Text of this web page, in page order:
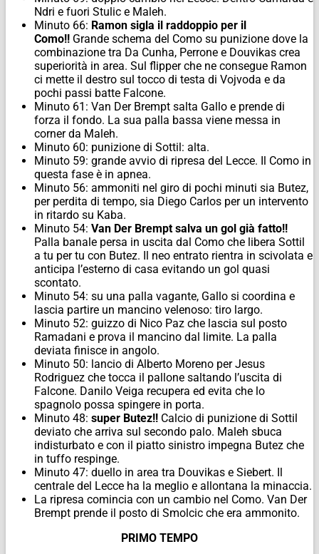
Ndri e fuori Stulic e Maleh.
Minuto 66: Ramon sigla il raddoppio per il
Como!! Grande schema del Como su punizione dove la
combinazione tra Da Cunha, Perrone e Douvikas crea
superiorità in area. Sul flipper che ne consegue Ramon
ci mette il destro sul tocco di testa di Vojvoda e da
pochi passi batte Falcone.
Minuto 61: Van Der Brempt salta Gallo e prende di
forza il fondo. La sua palla bassa viene messa in
corner da Maleh.
Minuto 60: punizione di Sottil: alta.
Minuto 59: grande avvio di ripresa del Lecce. Il Como in
questa fase è in apnea.
Minuto 56: ammoniti nel giro di pochi minuti sia Butez,
per perdita di tempo, sia Diego Carlos per un intervento
in ritardo su Kaba.
Minuto 54: Van Der Brempt salva un gol già fatto!!
Palla banale persa in uscita dal Como che libera Sottil
a tu per tu con Butez. Il neo entrato rientra in scivolata e
anticipa l’esterno di casa evitando un gol quasi
scontato.
Minuto 54: su una palla vagante, Gallo si coordina e
lascia partire un mancino velenoso: tiro largo.
Minuto 52: guizzo di Nico Paz che lascia sul posto
Ramadani e prova il mancino dal limite. La palla
deviata finisce in angolo.
Minuto 50: lancio di Alberto Moreno per Jesus
Rodriguez che tocca il pallone saltando l’uscita di
Falcone. Danilo Veiga recupera ed evita che lo
spagnolo possa spingere in porta.
Minuto 48: super Butez!! Calcio di punizione di Sottil
deviato che arriva sul secondo palo. Maleh sbuca
indisturbato e con il piatto sinistro impegna Butez che
in tuffo respinge.
Minuto 47: duello in area tra Douvikas e Siebert. Il
centrale del Lecce ha la meglio e allontana la minaccia.
La ripresa comincia con un cambio nel Como. Van Der
Brempt prende il posto di Smolcic che era ammonito.
PRIMO TEMPO